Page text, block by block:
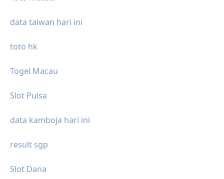
data taiwan hari ini
toto hk
Togel Macau
Slot Pulsa
data kamboja hari ini
result sgp
Slot Dana